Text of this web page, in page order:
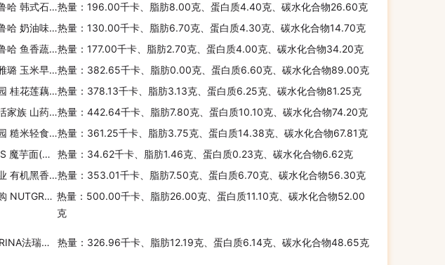
玛鲁哈 韩式石锅拌饭热量：196.00千卡、脂肪8.00克、蛋白质4.40克、碳水化合物26.60克
玛鲁哈 奶油味玉米通心粉热量：130.00千卡、脂肪6.70克、蛋白质4.30克、碳水化合物14.70克
玛鲁哈 鱼香蔬菜炒饭热量：177.00千卡、脂肪2.70克、蛋白质4.00克、碳水化合物34.20克
西雅璐 玉米早餐片热量：382.65千卡、脂肪0.00克、蛋白质6.60克、碳水化合物89.00克
芗园 桂花莲藕百合糊热量：378.13千卡、脂肪3.13克、蛋白质6.25克、碳水化合物81.25克
乐活家族 山药五谷粉热量：442.64千卡、脂肪7.80克、蛋白质10.10克、碳水化合物74.20克
芗园 糙米轻食餐(海鲜吻仔鱼口味)热量：361.25千卡、脂肪3.75克、蛋白质14.38克、碳水化合物67.81克
VYS 魔芋面(微酸辣口味/辣味)
热量：34.62千卡、脂肪1.46克、蛋白质0.23克、碳水化合物6.62克
辉业 有机黑香米热量：353.01千卡、脂肪7.50克、蛋白质6.70克、碳水化合物56.30克
乐购 NUTGRANOLA 热量：500.00千卡、脂肪26.00克、蛋白质11.10克、碳水化合物52.00
克
FARINA法瑞纳 巧克力味蛋糕预拌粉 热量：326.96千卡、脂肪12.19克、蛋白质6.14克、碳水化合物48.65克